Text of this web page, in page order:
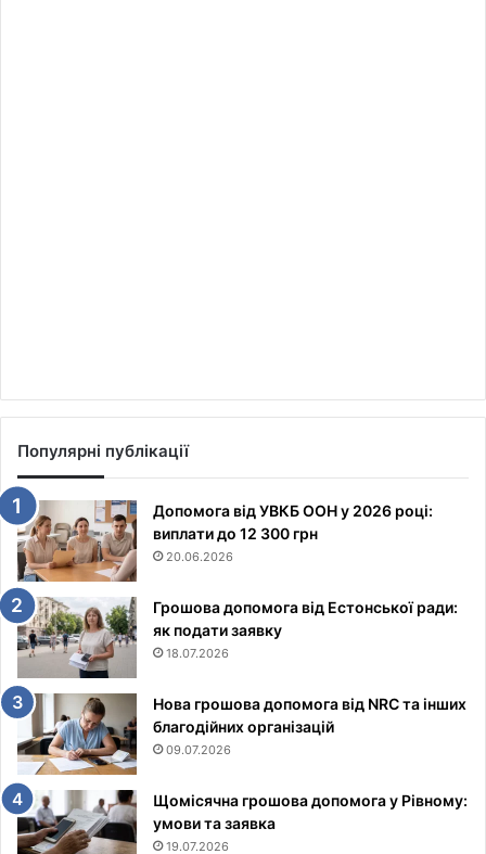
Популярні публікації
Допомога від УВКБ ООН у 2026 році:
виплати до 12 300 грн
20.06.2026
Грошова допомога від Естонської ради:
як подати заявку
18.07.2026
Нова грошова допомога від NRC та інших
благодійних організацій
09.07.2026
Щомісячна грошова допомога у Рівному:
умови та заявка
19.07.2026